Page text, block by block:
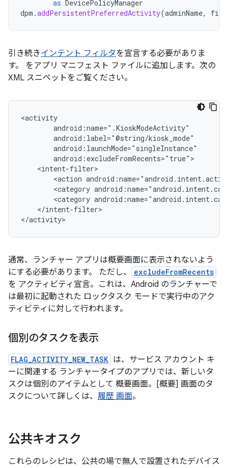
as DevicePolicyManager
dpm .addPersistentPreferredActivity(adminName,
引き続きインテント フィルタを宣言する必要がありま
す。 をアプリ マニフェスト ファイルに追加します。次の
XML スニペットをご覧ください。
<action
<category
<category
</intent-filter>
通常、ランチャー アプリは概要画面に表示されないよう
にする必要があります。 ただし、
excludeFromRecents
を アクティビティ宣言。これは、Android のランチャーで
は最初に起動された ロックタスク モードで実行中のアク
ティビティに対して行われます。
個別のタスクを表示
FLAG_ACTIVITY_NEW_TASK は、サービス アカウント キ
ーに関連する ランチャータイプのアプリでは、新しいタ
スクは個別のアイテムとして 概要画面。[概要] 画面のタ
スクについて詳しくは、 履歴 画面。
公共キオスク
これらのレシピは、公共の場で無人で設置されたデバイス